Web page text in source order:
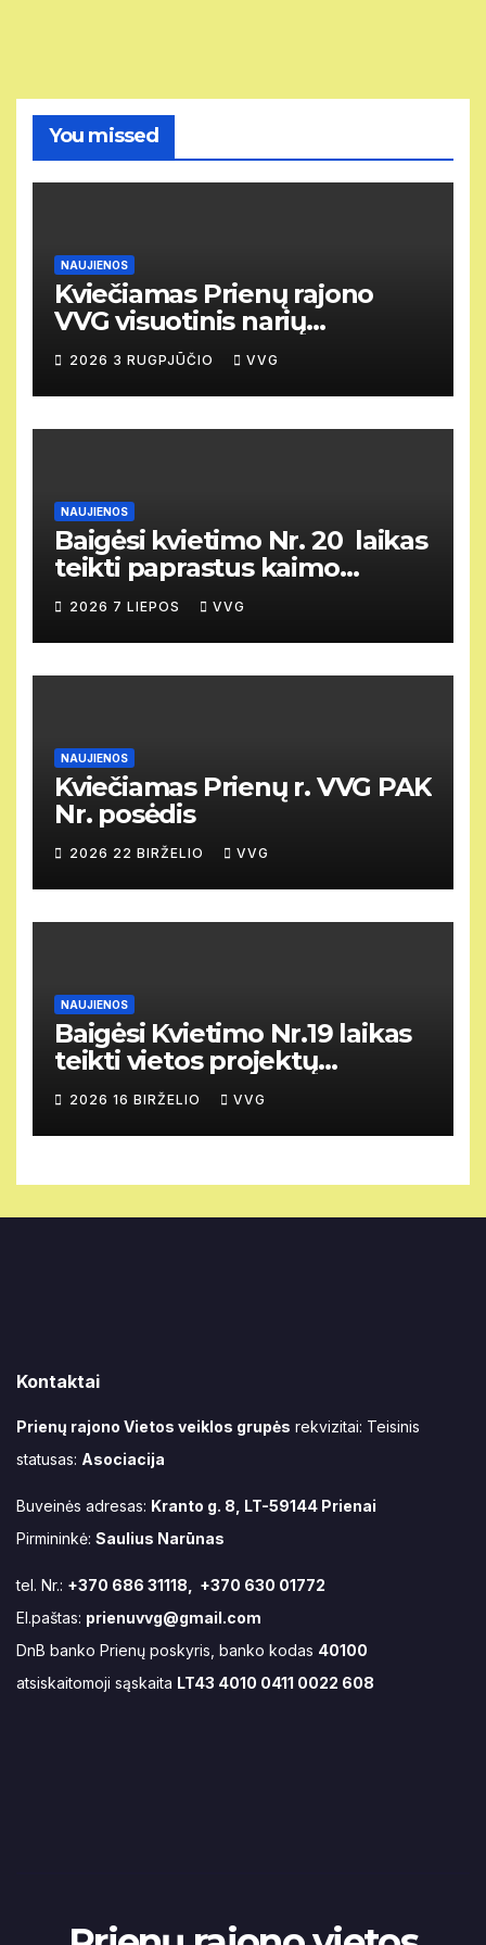
You missed
NAUJIENOS
Kviečiamas Prienų rajono
VVG visuotinis narių
susirinkimas
2026 3 RUGPJŪČIO VVG
NAUJIENOS
Baigėsi kvietimo Nr. 20 laikas
teikti paprastus kaimo
vietovių vietos projektus
2026 7 LIEPOS VVG
NAUJIENOS
Kviečiamas Prienų r. VVG PAK
Nr. posėdis
2026 22 BIRŽELIO VVG
NAUJIENOS
Baigėsi Kvietimo Nr.19 laikas
teikti vietos projektų
paraiškas.
2026 16 BIRŽELIO VVG
Kontaktai
Prienų rajono Vietos veiklos grupės rekvizitai: Teisinis
statusas: Asociacija
Buveinės adresas: Kranto g. 8, LT-59144 Prienai
Pirmininkė: Saulius Narūnas
tel. Nr.: +370 686 31118, +370 630 01772
El.paštas: prienuvvg@gmail.com
DnB banko Prienų poskyris, banko kodas 40100
atsiskaitomoji sąskaita LT43 4010 0411 0022 608